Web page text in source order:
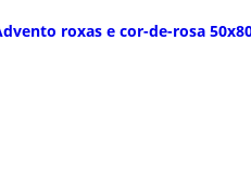
roxas e cor-de-rosa